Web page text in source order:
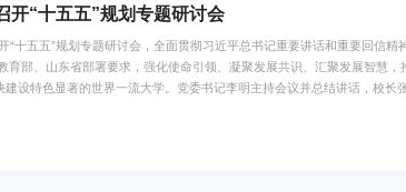
开“十五五”规划专题研讨会
五五”规划专题研讨会，全面贯彻习近平总书记重要讲话和重要回信精
育部、山东省部署要求，强化使命引领、凝聚发展共识、汇聚发展智慧，
建设特色显著的世界一流大学。党委书记李明主持会议并总结讲话，校长
期，是学校深入贯彻落实习近平总书记给学校全体师生重要回信精神，加